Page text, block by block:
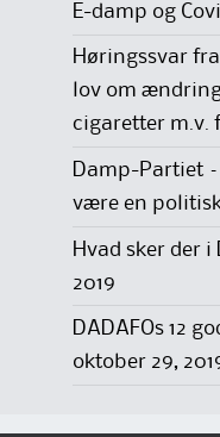
E-damp og
Høringssvar
lov om
cigaretter m.v.
Damp-Partiet
være en
Hvad sker der i
2019
DADAFOs 12
oktober 29,